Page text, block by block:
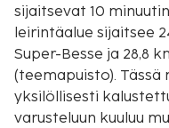
sijaitsevat 10 minuutin
leirintäalue sijaitsee
Super-Besse ja 28,8
(teemapuisto). Tässä
yksilöllisesti
varusteluun kuuluu